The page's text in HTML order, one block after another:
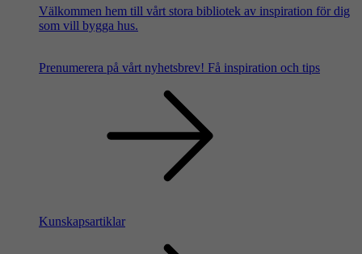
Välkommen hem till vårt stora bibliotek av inspiration för dig
som vill bygga hus.
Prenumerera på vårt nyhetsbrev! Få inspiration och tips
Kunskapsartiklar